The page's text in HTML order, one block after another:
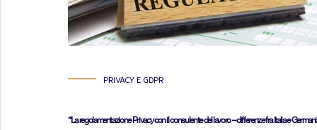
PRIVACY E GDPR
“La regolamentazione Privacy con il consulente del lavoro – differenze fra Italia e